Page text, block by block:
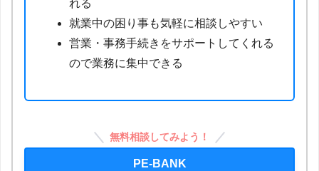
れる
就業中の困り事も気軽に相談しやすい
営業・事務手続きをサポートしてくれる
ので業務に集中できる
無料相談してみよう！
PE-BANK